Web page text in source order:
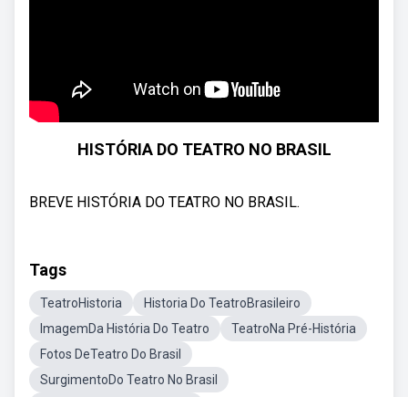
HISTÓRIA DO TEATRO NO BRASIL
BREVE HISTÓRIA DO TEATRO NO BRASIL.
Tags
TeatroHistoria
Historia Do TeatroBrasileiro
ImagemDa História Do Teatro
TeatroNa Pré-História
Fotos DeTeatro Do Brasil
SurgimentoDo Teatro No Brasil